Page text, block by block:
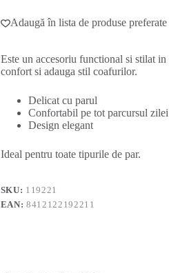
Adaugă în lista de produse preferate
Este un accesoriu functional si stilat
confort si adauga stil coafurilor.
Delicat cu parul
Confortabil pe tot parcursul zilei
Design elegant
Ideal pentru toate tipurile de par.
SKU: 119221
EAN:8412122192211